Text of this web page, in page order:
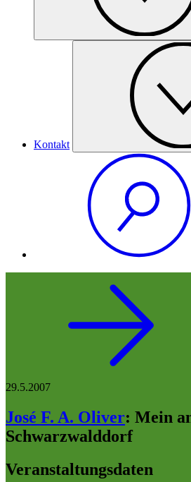
Kontakt
29.5.2007
José F. A. Oliver: Mein
Schwarzwalddorf
Veranstaltungsdaten